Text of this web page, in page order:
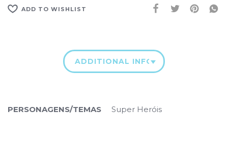
ADD TO WISHLIST
ADDITIONAL INFORMATION
PERSONAGENS/TEMAS Super Heróis